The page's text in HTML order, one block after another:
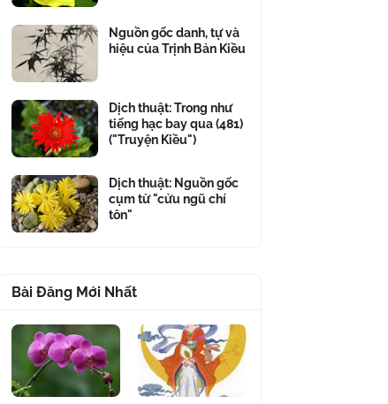
Nguồn gốc danh, tự và
hiệu của Trịnh Bản Kiều
Dịch thuật: Trong như
tiếng hạc bay qua (481)
("Truyện Kiều")
Dịch thuật: Nguồn gốc
cụm từ "cửu ngũ chí
tôn"
Bài Đăng Mới Nhất